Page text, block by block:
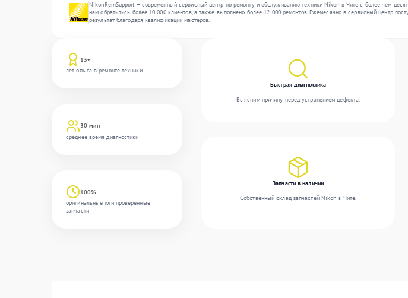
NikonRemSupport — современный сервисный центр по ремонту и обслуживанию техники Nikon в Чите с более чем
нам обратились более 10 000 клиентов, а также выполнено более 12 000 ремонтов. Ежемесячно в сервисный центр
результат благодаря квалификации мастеров.
13+
лет опыта в ремонте техники
30 мин
среднее время диагностики
100%
оригинальные или проверенные
запчасти
Быстрая диагностика
Выясним причину перед устранением дефекта.
Запчасти в наличии
Собственный склад запчастей Nikon в Чите.